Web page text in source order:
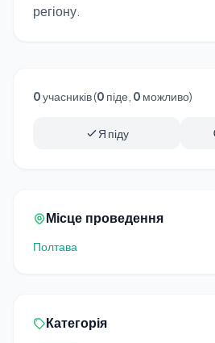
регіону.
0учасників (0 піде, 0 можливо)
Я піду
Місце проведення
Полтава
Категорія